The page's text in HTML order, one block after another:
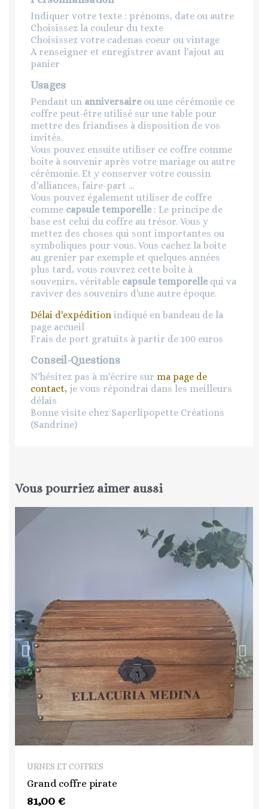
Indiquer votre texte : prénoms, date ou autre
Choisissez la couleur du texte
Choisissez votre cadenas coeur ou vintage
A renseigner et enregistrer avant l'ajout au
panier
Usages
Pendant un anniversaire ou une cérémonie ce
coffre peut-être utilisé sur une table pour
mettre des friandises à disposition de vos
invités.
Vous pouvez ensuite utiliser ce coffre comme
boite à souvenir après votre mariage ou autre
cérémonie. Et y conserver votre coussin
d'alliances, faire-part ...
Vous pouvez également utiliser de coffre
comme capsule temporelle : Le principe de
base est celui du coffre au trésor. Vous y
mettez des choses qui sont importantes ou
symboliques pour vous. Vous cachez la boite
au grenier par exemple et quelques années
plus tard, vous rouvrez cette boîte à
souvenirs, véritable capsule temporelle qui va
raviver des souvenirs d'une autre époque.
Délai d'expédition indiqué en bandeau de la
page accueil
Frais de port gratuits à partir de 100 euros
Conseil-Questions
N'hésitez pas à m'écrire sur ma page de
contact, je vous répondrai dans les meilleurs
délais
Bonne visite chez Saperlipopette Créations
(Sandrine)
Vous pourriez aimer aussi
URNES ET COFFRES
Grand coffre pirate
81,00 €